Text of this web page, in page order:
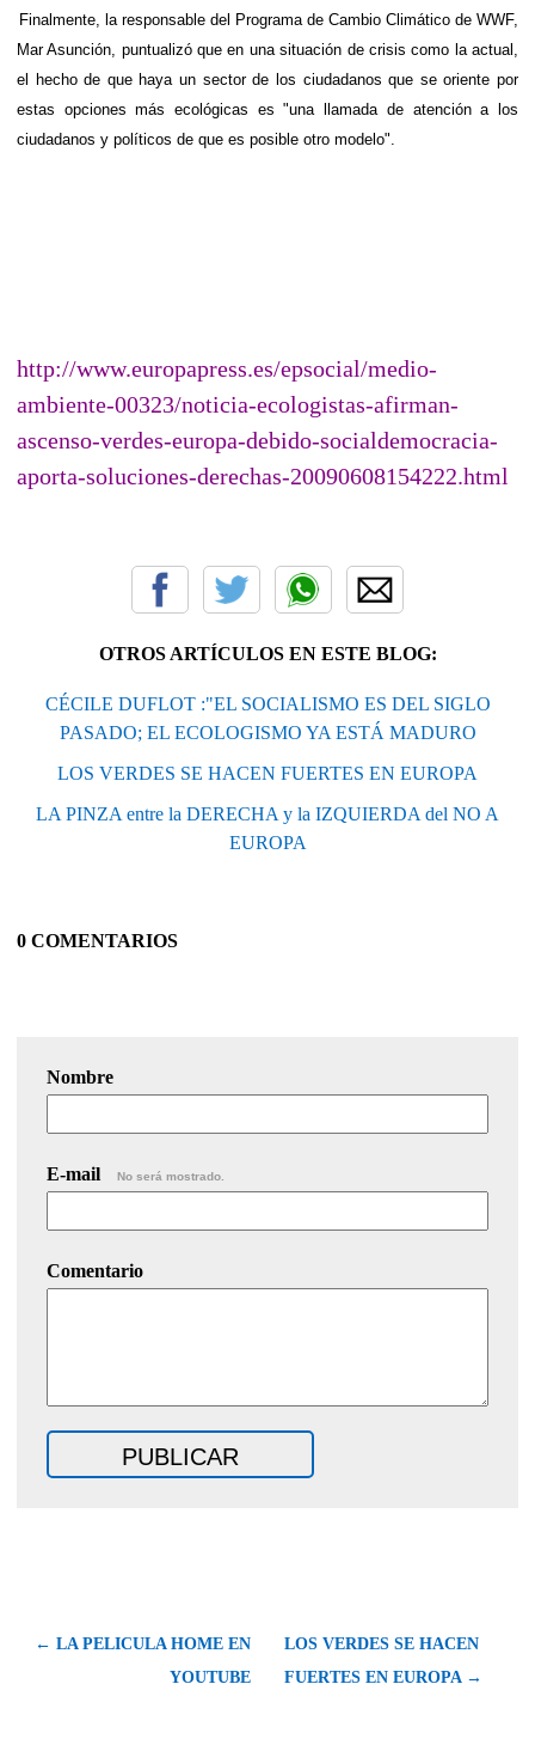
Finalmente, la responsable del Programa de Cambio Climático de WWF,
Mar Asunción, puntualizó que en una situación de crisis como la actual,
el hecho de que haya un sector de los ciudadanos que se oriente por
estas opciones más ecológicas es "una llamada de atención a los
ciudadanos y políticos de que es posible otro modelo".
http://www.europapress.es/epsocial/medio-
ambiente-00323/noticia-ecologistas-afirman-
ascenso-verdes-europa-debido-socialdemocracia-
aporta-soluciones-derechas-20090608154222.html
OTROS ARTÍCULOS EN ESTE BLOG:
CÉCILE DUFLOT :"EL SOCIALISMO ES DEL SIGLO
PASADO; EL ECOLOGISMO YA ESTÁ MADURO
LOS VERDES SE HACEN FUERTES EN EUROPA
LA PINZA entre la DERECHA y la IZQUIERDA del NO A
EUROPA
0 COMENTARIOS
Nombre
E-mail No será mostrado.
Comentario
← LA PELICULA HOME EN
YOUTUBE
LOS VERDES SE HACEN
FUERTES EN EUROPA →